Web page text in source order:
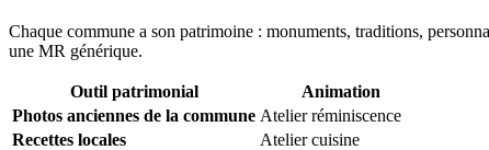
Chaque commune a son patrimoine : monuments, traditions,
une MR générique.
Outil patrimonial
Animation
Photos anciennes de la commune Atelier réminiscence
Recettes locales
Atelier cuisine